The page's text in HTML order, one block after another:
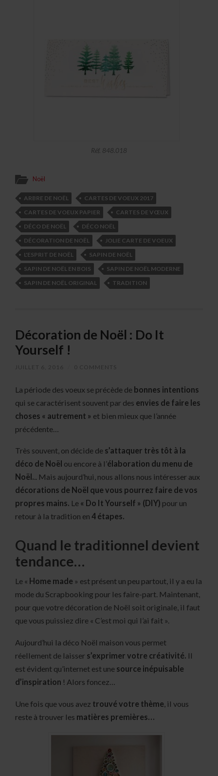
Réf. 848.018
Noël
ARBRE DE NOËL
CARTES DE VOEUX 2017
CARTES DE VOEUX PAPIER
CARTES DE VŒUX
DÉCO DE NOËL
DÉCO NOËL
DÉCORATION DE NOËL
JOLIE CARTE DE VOEUX
L'ESPRIT DE NOËL
SAPIN DE NOËL
SAPIN DE NOËL EN BOIS
SAPIN DE NOËL MODERNE
SAPIN DE NOËL ORIGINAL
TRADITION
Décoration de Noël : Do It
Yourself !
JUILLET 6, 2016 0 COMMENTS
La période des voeux se précède de bonnes intentions
qui se caractérisent souvent par des envies de faire les
choses « autrement » et bien mieux que l’année
précédente…
Très souvent, on décide de s’attaquer très tôt à la
déco de Noël ou encore à l’élaboration du menu de
Noël... Mais aujourd’hui, nous allons nous intéresser aux
décorations de Noël que vous pourrez faire de vos
propres mains. Le « Do It Yourself » (DIY) pour un
retour à la tradition en4 étapes.
Quand le traditionnel devient
tendance…
Le « Home made » est présent un peu partout, il y a eu la
mode du Scrapbooking pour les faire-part. Maintenant,
pour que votre décoration de Noël soit originale, il faut
que vous puissiez dire « C’est moi qui l’ai fait ».
Aujourd’hui la déco Noël maison vous permet
réellement de laisser s’exprimer votre créativité. Il
est évident qu’internet est une source inépuisable
d’inspiration ! Alors foncez…
Une fois que vous avez trouvé votre thème , il vous
reste à trouver les matières premières…